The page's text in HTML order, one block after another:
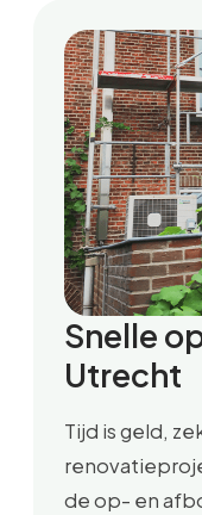
Snelle
Utrecht
Tijd is geld,
de op- en